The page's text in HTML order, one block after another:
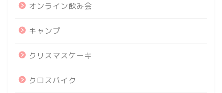
オンライン飲み会
キャンプ
クリスマスケーキ
クロスバイク